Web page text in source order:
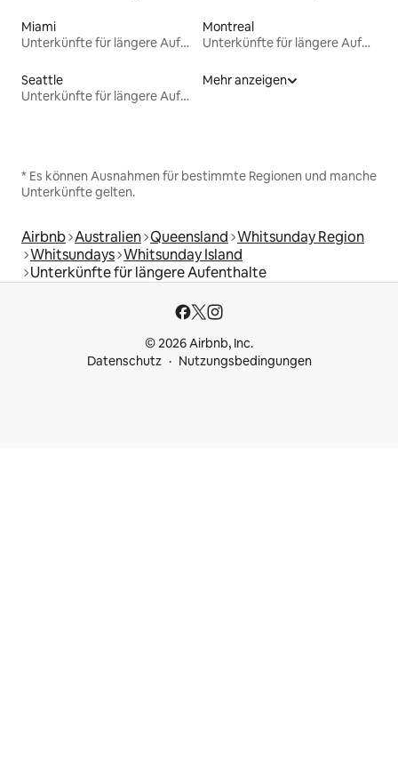
Miami
Unterkünfte für längere Aufenthalte
Montreal
Unterkünfte für längere Aufenthalte
Seattle
Unterkünfte für längere Aufenthalte
Mehr anzeigen
* Es können Ausnahmen für bestimmte Regionen und manche
Unterkünfte gelten.
Airbnb Australien Queensland Whitsunday Region
Whitsundays Whitsunday Island
Unterkünfte für längere Aufenthalte
© 2026 Airbnb, Inc.
Datenschutz
Nutzungsbedingungen